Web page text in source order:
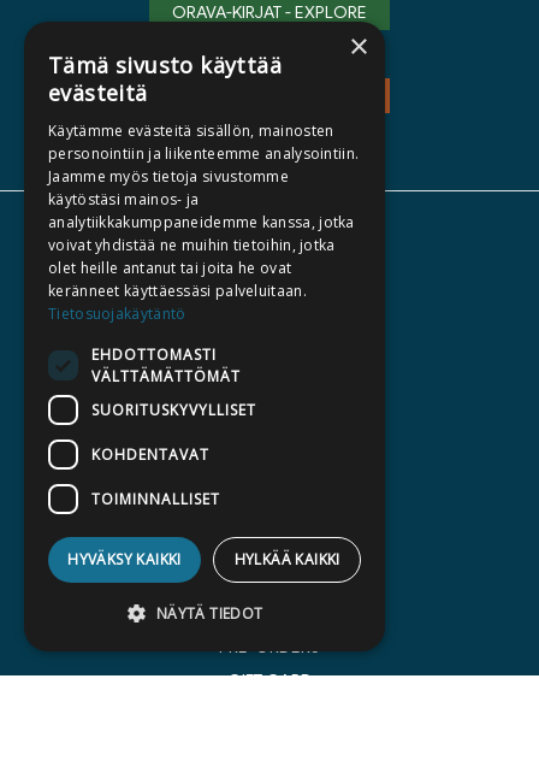
ORAVA-KIRJAT - EXPLORE
ABOUT US
AUTHORS
CATALOGUES
BECOME AN AUTHOR
BILLING ADDRESS
SILTALA.FI
E-BOOKS AND AUDIOBOOKS
PRE-ORDERS
GIFT CARD
×
Tämä sivusto käyttää
evästeitä
Käytämme evästeitä sisällön, mainosten
personointiin ja liikenteemme analysointiin.
Jaamme myös tietoja sivustomme
käytöstäsi mainos- ja
analytiikkakumppaneidemme kanssa, jotka
voivat yhdistää ne muihin tietoihin, jotka
olet heille antanut tai joita he ovat
keränneet käyttäessäsi palveluitaan.
Tietosuojakäytäntö
EHDOTTOMASTI
VÄLTTÄMÄTTÖMÄT
SUORITUSKYVYLLISET
KOHDENTAVAT
TOIMINNALLISET
HYVÄKSY KAIKKI HYLKÄÄ KAIKKI
NÄYTÄ TIEDOT